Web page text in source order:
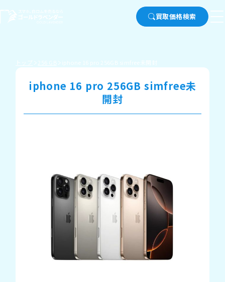
買取価格検索
トップ 256 GB iphone 16 pro 256GB simfree未開封
iphone 16 pro 256GB simfree未
開封